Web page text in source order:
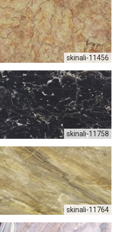
skinali-11456
skinali-11758
skinali-11764